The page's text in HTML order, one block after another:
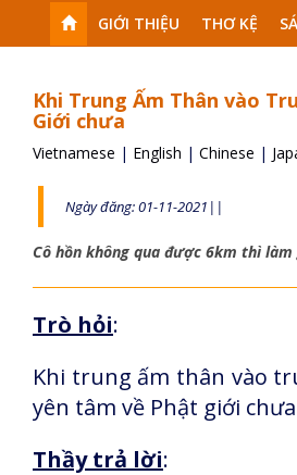
GIỚI THIỆU THƠ KỆ
Khi Trung Ấm Thân vào
Giới chưa
Vietnamese | English | Chinese |
Ngày đăng: 01-11-2021||
Cô hồn không qua được 6km thì
Trò hỏi:
Khi trung ấm thân vào
yên tâm về Phật giới
Thầy trả lời: